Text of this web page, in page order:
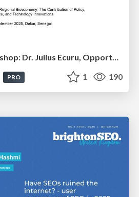
Bioeconomy Workshop: Dr. Julius Ecuru, Opportunities for a Bioeconomy in West Africa
PRO 1 190